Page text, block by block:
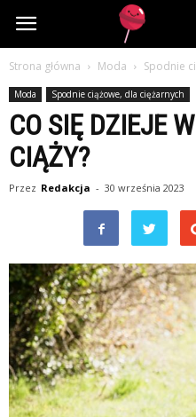
Lolipop.pl
Strona główna Moda Spodnie
Moda Spodnie ciążowe, dla ciężarnych
CO SIĘ DZIEJE
CIĄŻY?
Przez Redakcja - 30 września 2023